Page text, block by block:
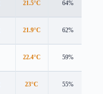
21.5°C 64%
21.9°C 62%
22.4°C 59%
23°C 55%